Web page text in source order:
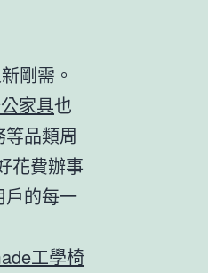
剛需。
家具也
品類周
花費辦事
戶的每一
工學椅